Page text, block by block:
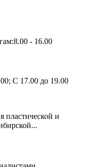
8.00 - 16.00
С 17.00 до 19.00
пластической и